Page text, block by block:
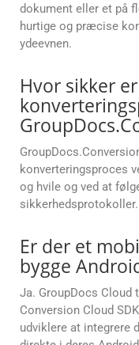
dokument eller et på
hurtige og præcise
ydeevnen.
Hvor sikker er
konverteringsproces
og hvile og ved at
sikkerhedsprotokoller.
Er der et
bygge
Ja. GroupDocs Cloud
Conversion Cloud
udviklere at integrere